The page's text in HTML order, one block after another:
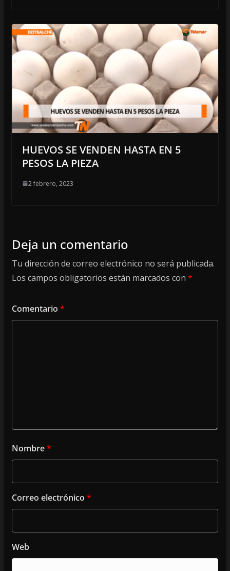
HUEVOS SE VENDEN HASTA EN 5
PESOS LA PIEZA
2 febrero, 2023
Deja un comentario
Tu dirección de correo electrónico no será publicada.
Los campos obligatorios están marcados con *
Comentario *
Nombre*
Correo electrónico *
Web